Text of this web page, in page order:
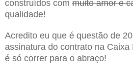
construídos com muito amor e
qualidade!
Acredito eu que é questão de
assinatura do contrato na
é só correr para o abraço!